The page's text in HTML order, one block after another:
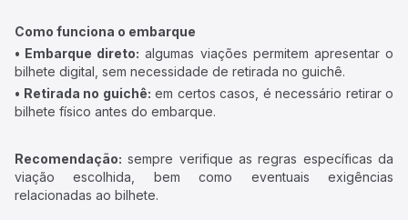
Como funciona o embarque
• Embarque direto: algumas viações permitem apresentar o
bilhete digital, sem necessidade de retirada no guichê.
• Retirada no guichê: em certos casos, é necessário retirar o
bilhete físico antes do embarque.
Recomendação: sempre verifique as regras específicas da
viação escolhida, bem como eventuais exigências
relacionadas ao bilhete.